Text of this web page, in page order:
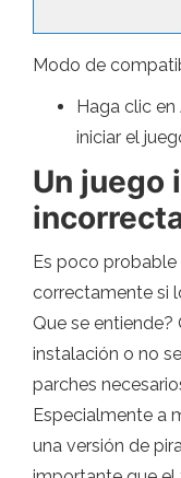
Modo de
Haga clic
iniciar el
Un juego
Es poco probable
correctamente si
Que se entiende?
instalación o no
parches
Especialmente a
una versión de